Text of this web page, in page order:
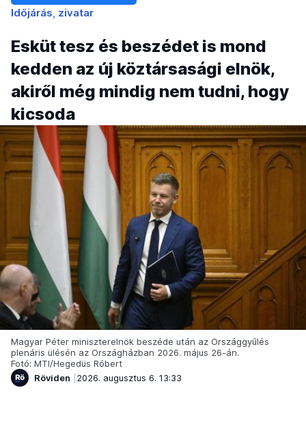
Időjárás zivatar
Esküt tesz és beszédet is mond
kedden az új köztársasági elnök,
akiről még mindig nem tudni, hogy
kicsoda
Magyar Péter miniszterelnök beszéde után az Országgyűlés
plenáris ülésén az Országházban 2026. május 26-án.
Fotó: MTI/Hegedüs Róbert
Röviden
2026. augusztus 6. 13:33